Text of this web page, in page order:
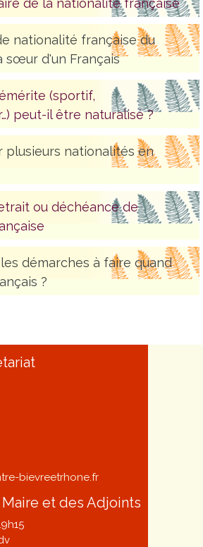
de la nationalité française
nationalité française du
sœur d'un Français
(sportif,
peut-il être naturalisé ?
plusieurs nationalités en
ou déchéance de
démarches à faire quand
?
bievreetrhone.fr
et des Adjoints